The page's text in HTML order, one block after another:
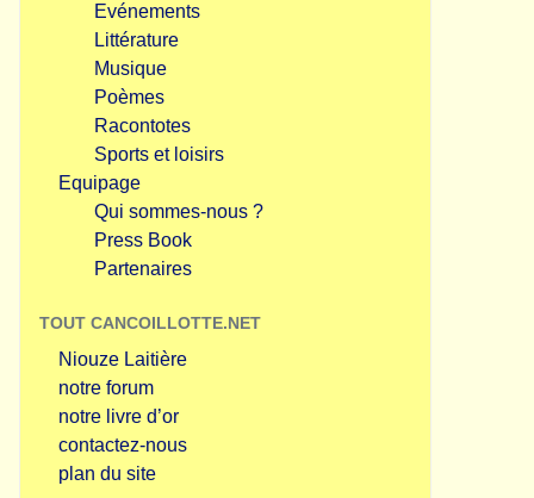
Evénements
Littérature
Musique
Poèmes
Racontotes
Sports et loisirs
Equipage
Qui sommes-nous ?
Press Book
Partenaires
TOUT CANCOILLOTTE.NET
Niouze Laitière
notre forum
notre livre d’or
contactez-nous
plan du site